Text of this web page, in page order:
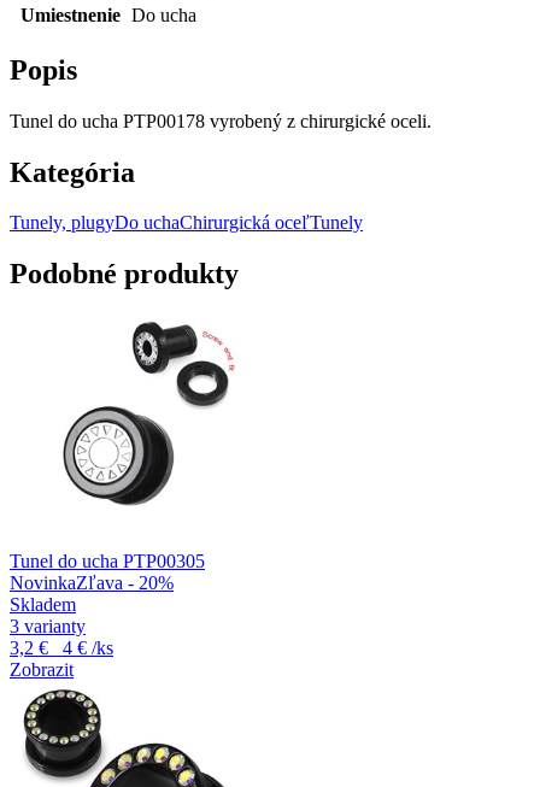
Umiestnenie Do ucha
Popis
Tunel do ucha PTP00178 vyrobený z chirurgické oceli.
Kategória
Tunely, plugyDo uchaChirurgická oceľTunely
Podobné produkty
Tunel do ucha PTP00305
NovinkaZľava - 20%
Skladem
3 varianty
3,2 €
4 € /ks
Zobrazit